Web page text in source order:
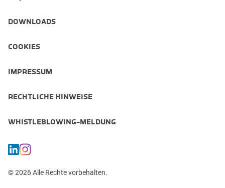
DOWNLOADS
COOKIES
IMPRESSUM
RECHTLICHE HINWEISE
WHISTLEBLOWING-MELDUNG
© 2026 Alle Rechte vorbehalten.